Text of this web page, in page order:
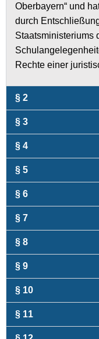
Oberbayern“ und
durch
Staatsministeriums
Rechte einer
§ 2
§ 3
§ 4
§ 5
§ 6
§ 7
§ 8
§ 9
§ 10
§ 11